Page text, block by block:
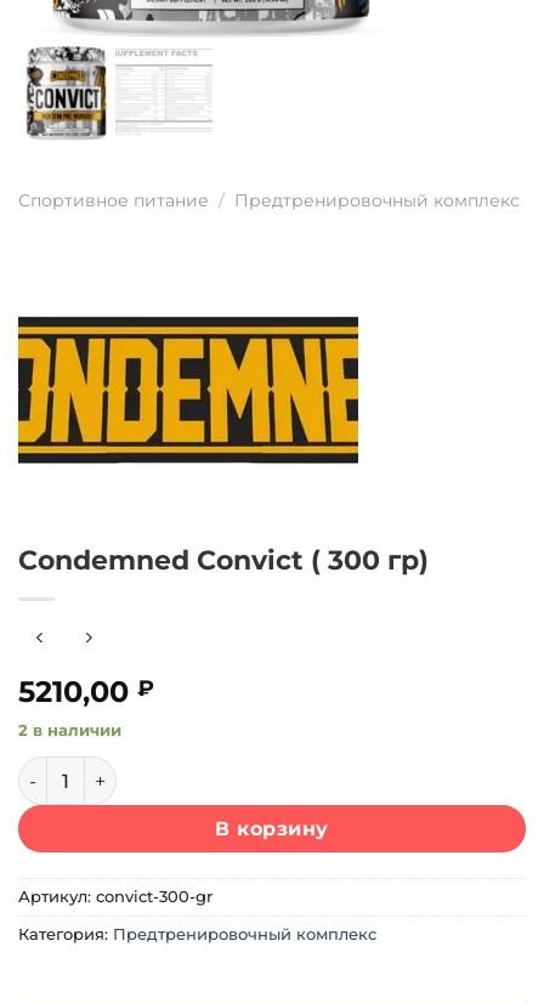
Спортивное питание / Предтренировочный комплекс
Condemned Convict ( 300 гр)
5210,00 ₽
2 в наличии
Количество товара Condemned Convict ( 300 гр)
В корзину
Артикул: convict-300-gr
Категория: Предтренировочный комплекс